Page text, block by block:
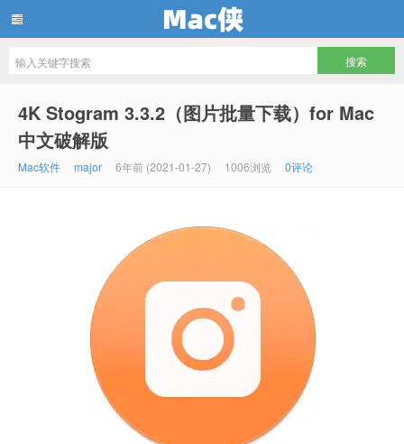
4K Stogram 3.3.2（图片批量下载）for Mac
中文破解版
Mac软件 major 6年前 (2021-01-27) 1006浏览 0评论